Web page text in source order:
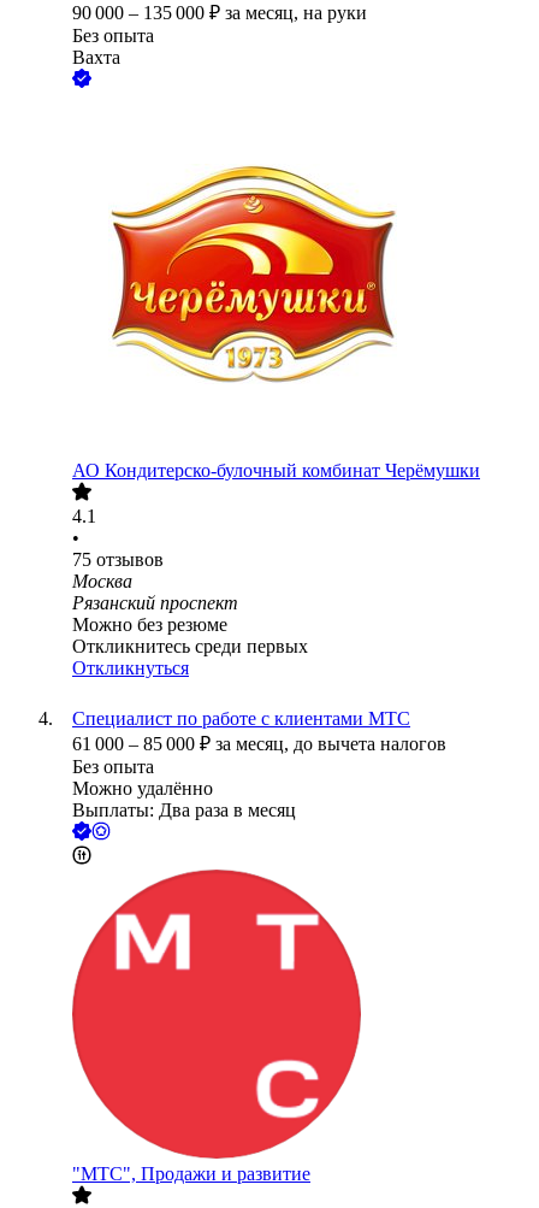
90 000 – 135 000 ₽ за месяц, на руки
Без опыта
Вахта
АО Кондитерско-булочный комбинат Черёмушки
4.1
•
75 отзывов
Москва
Рязанский проспект
Можно без резюме
Откликнитесь среди первых
Откликнуться
Специалист по работе с клиентами МТС
61 000 – 85 000 ₽ за месяц, до вычета налогов
Без опыта
Можно удалённо
Выплаты: Два раза в месяц
"МТС", Продажи и развитие